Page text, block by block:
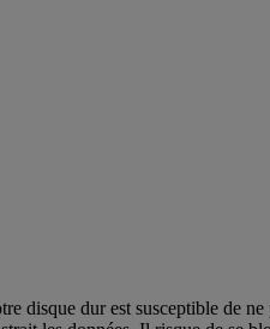
disque dur est susceptible de